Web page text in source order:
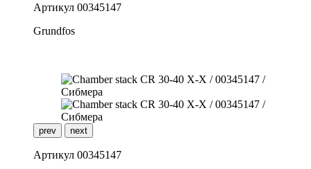
Артикул 00345147
Grundfos
prev next
Артикул 00345147